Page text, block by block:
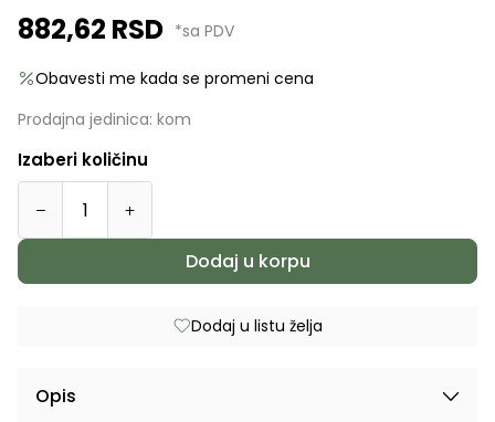
882,62 RSD *sa PDV
Obavesti me kada se promeni cena
Prodajna jedinica: kom
Izaberi količinu
Dodaj u korpu
Dodaj u listu želja
Opis